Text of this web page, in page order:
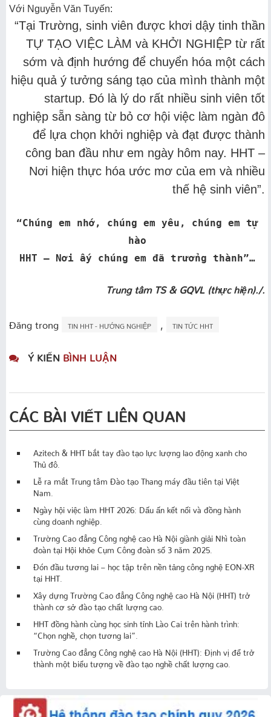
Với Nguyễn Văn Tuyến:
“Tại Trường, sinh viên được khơi dậy tinh thần
TỰ TẠO VIỆC LÀM và KHỞI NGHIỆP từ rất
sớm và định hướng để chuyển hóa một cách
hiệu quả ý tưởng sáng tạo của mình thành một
startup. Đó là lý do rất nhiều sinh viên tốt
nghiệp sẵn sàng từ bỏ cơ hội việc làm ngàn đô
để lựa chọn khởi nghiệp và đạt được thành
công ban đầu như em ngày hôm nay. HHT –
Nơi hiện thực hóa ước mơ của em và nhiều
thế hệ sinh viên”.
“Chúng em nhớ, chúng em yêu, chúng em tự
hào
HHT – Nơi ấy chúng em đã trưởng thành”…
Trung tâm TS & GQVL (thực hiện)./.
Đăng trong TIN HHT - HƯỚNG NGHIỆP TIN TỨC HHT
Ý KIẾN BÌNH LUẬN
CÁC BÀI VIẾT LIÊN QUAN
Azitech & HHT bắt tay đào tạo lực lượng lao động xanh cho
Thủ đô.
Lễ ra mắt Trung tâm Đào tạo Thang máy đầu tiên tại Việt
Nam.
Ngày hội việc làm HHT 2026: Dấu ấn kết nối và đồng hành
cùng doanh nghiệp.
Trường Cao đẳng Công nghệ cao Hà Nội giành giải Nhì toàn
đoàn tại Hội khỏe Cụm Công đoàn số 3 năm 2025.
Đón đầu tương lai – học tập trên nền tảng công nghệ EON-XR
tại HHT.
Xây dựng Trường Cao đẳng Công nghệ cao Hà Nội (HHT) trở
thành cơ sở đào tạo chất lượng cao.
HHT đồng hành cùng học sinh tỉnh Lào Cai trên hành trình:
“Chọn nghề, chọn tương lai”.
Trường Cao đẳng Công nghệ cao Hà Nội (HHT): Định vị để trở
thành một biểu tượng về đào tạo nghề chất lượng cao.